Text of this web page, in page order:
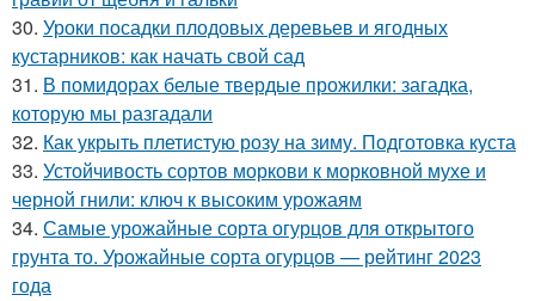
30. Уроки посадки плодовых деревьев и ягодных
кустарников: как начать свой сад
31. В помидорах белые твердые прожилки: загадка,
которую мы разгадали
32. Как укрыть плетистую розу на зиму. Подготовка куста
33. Устойчивость сортов моркови к морковной мухе и
черной гнили: ключ к высоким урожаям
34. Самые урожайные сорта огурцов для открытого
грунта то. Урожайные сорта огурцов — рейтинг 2023
года